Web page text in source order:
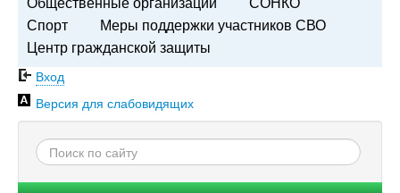
Спорт
Меры поддержки участников СВО
Центр гражданской защиты
Вход
Версия для слабовидящих